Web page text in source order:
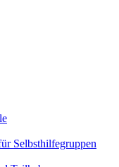
Selbsthilfegruppen